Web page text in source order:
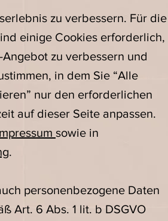
zu verbessern. Für die
einige Cookies erforderlich,
zu verbessern und
in dem Sie “Alle
nur den erforderlichen
auf dieser Seite anpassen.
sowie in
.
personenbezogene Daten
Art. 6 Abs. 1 lit. b DSGVO